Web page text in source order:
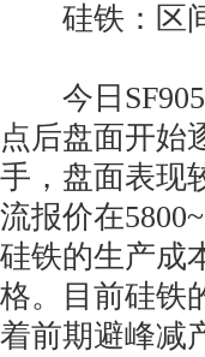
硅铁：区
今日SF905
点后盘面开始
手，盘面表现
流报价在
硅铁的生产成
格。目前硅铁
着前期避峰减